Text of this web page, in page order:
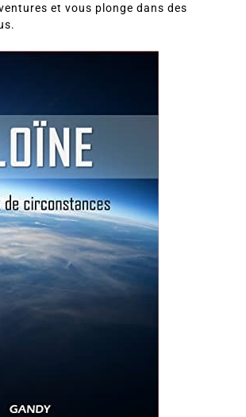
et vous plonge dans des